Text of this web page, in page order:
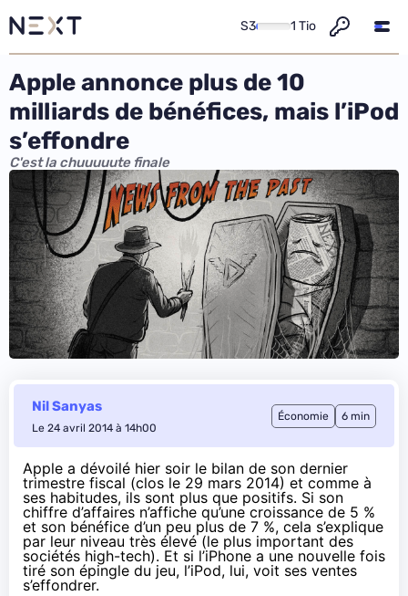
S3 1 Tio
Apple annonce plus de 10
milliards de bénéfices, mais l’iPod
s’effondre
C'est la chuuuuute finale
Nil Sanyas
Le 24 avril 2014 à 14h00
Économie 6 min
Apple a dévoilé hier soir le bilan de son dernier
trimestre fiscal (clos le 29 mars 2014) et comme à
ses habitudes, ils sont plus que positifs. Si son
chiffre d’affaires n’affiche qu’une croissance de 5 %
et son bénéfice d’un peu plus de 7 %, cela s’explique
par leur niveau très élevé (le plus important des
sociétés high-tech). Et si l’iPhone a une nouvelle fois
tiré son épingle du jeu, l’iPod, lui, voit ses ventes
s’effondrer.